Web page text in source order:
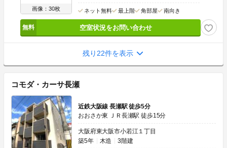
画像：30枚 ネット無料 最上階 角部屋 南向き
空室状況をお問い合わせ
残り22件を表示
コモダ・カーサ長瀬
近鉄大阪線 長瀬駅 徒歩5分
おおさか東 ＪＲ長瀬駅 徒歩15分
大阪府東大阪市小若江１丁目
築5年
木造 3階建